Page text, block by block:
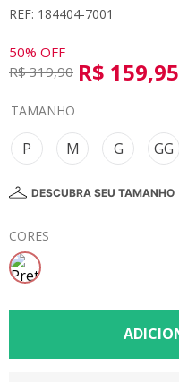
REF: 184404-7001
50% OFF
R$ 319,90 R$ 159,95
TAMANHO
P M G GG
DESCUBRA SEU TAMANHO
CORES
8 º
calça
9º
10º colorittá